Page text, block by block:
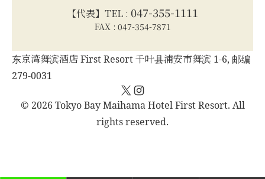
【代表】TEL : 047-355-1111
FAX : 047-354-7871
东京湾舞滨酒店 First Resort 千叶县浦安市舞滨 1-6, 邮编
279-0031
X Instagram
© 2026 Tokyo Bay Maihama Hotel First Resort. All
rights reserved.